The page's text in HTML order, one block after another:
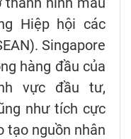
Hiệp hội các
Singapore
hàng đầu của
vực đầu tư,
như tích cực
tạo nguồn nhân